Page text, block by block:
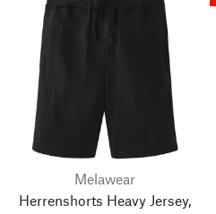
Melawear
Herrenshorts Heavy Jersey,